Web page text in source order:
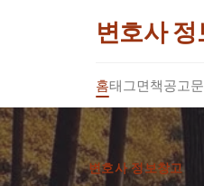
변호사
홈태그면책공고
변호사 정보창고